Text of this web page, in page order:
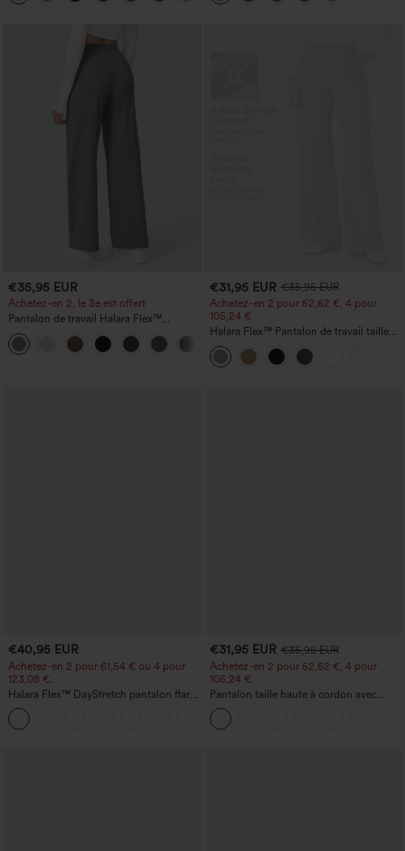
€35,95 EUR
Achetez-en 2, le 3e est offert
Pantalon de travail Halara Flex™
DayStretch à taille haute, avec poches et
coupe droite
€31,95 EUR €35,95 EUR
Achetez-en 2 pour 52,62 €, 4 pour
105,24 €
Halara Flex™ Pantalon de travail taille
haute sculptant la silhouette, gainant la
taille, avec poches, jambe large en
micro-gaufre
€40,95 EUR
Achetez-en 2 pour 61,54 € ou 4 pour
123,08 €.
Halara Flex™ DayStretch pantalon flare
de travail, taille mi-haute, poche latérale
zippée
€31,95 EUR €35,95 EUR
Achetez-en 2 pour 52,62 €, 4 pour
105,24 €
Pantalon taille haute à cordon avec
poches, jambe large et coupe ample,
style décontracté, effet lin